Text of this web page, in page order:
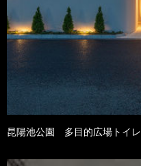
昆陽池公園 多目的広場トイレ